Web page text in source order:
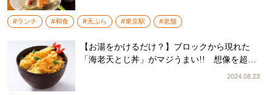
#ランチ #和食 #天ぷら #東京駅 #老舗
【お湯をかけるだけ？】ブロックから現れた
「海老天とじ丼」がマジうまい!! 想像を超え
た「フリーズドライ」技術に腰を抜かした2024.08.23